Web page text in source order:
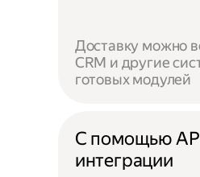
Доставку можно
CRM и другие
готовых модулей
С помощью
интеграции